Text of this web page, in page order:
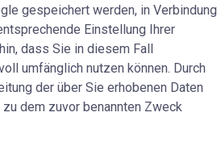
gespeichert werden, in Verbindung
Einstellung Ihrer
dass Sie in diesem Fall
umfänglich nutzen können. Durch
der über Sie erhobenen Daten
dem zuvor benannten Zweck